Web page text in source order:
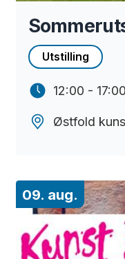
Utstilling
12:00 - 17:00
Østfold
09. aug.